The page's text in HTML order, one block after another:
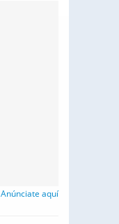
Anúnciate aquí